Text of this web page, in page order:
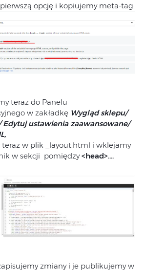
opcję i kopiujemy meta-tag:
teraz do Panelu
w zakładkę Wygląd sklepu/
Edytuj ustawienia zaawansowane/
teraz w plik _layout.html i wklejamy
w sekcji pomiędzy<head>….
zmiany i je publikujemy w